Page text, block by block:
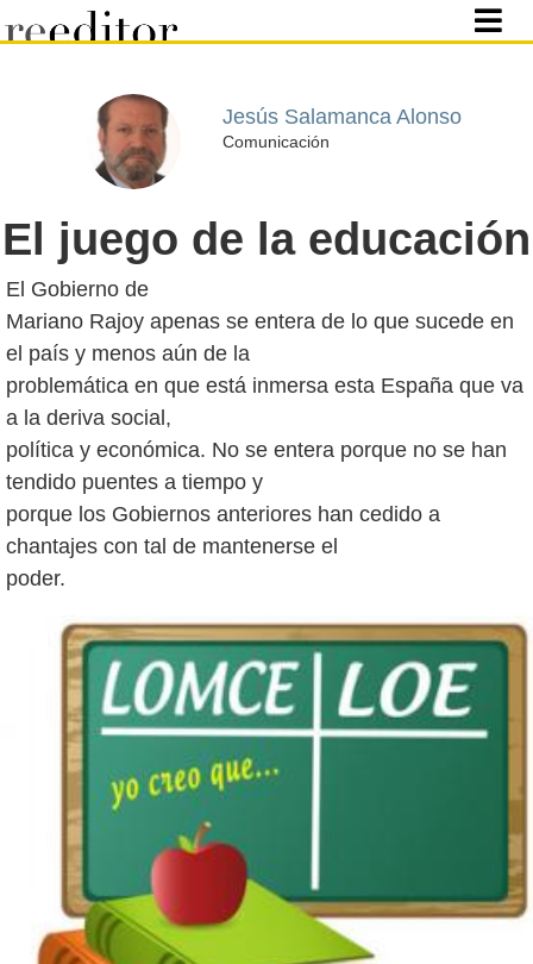
Jesús Salamanca Alonso
Comunicación
El juego de la educación
El Gobierno de
Mariano Rajoy apenas se entera de lo que sucede en
el país y menos aún de la
problemática en que está inmersa esta España que va
a la deriva social,
política y económica. No se entera porque no se han
tendido puentes a tiempo y
porque los Gobiernos anteriores han cedido a
chantajes con tal de mantenerse el